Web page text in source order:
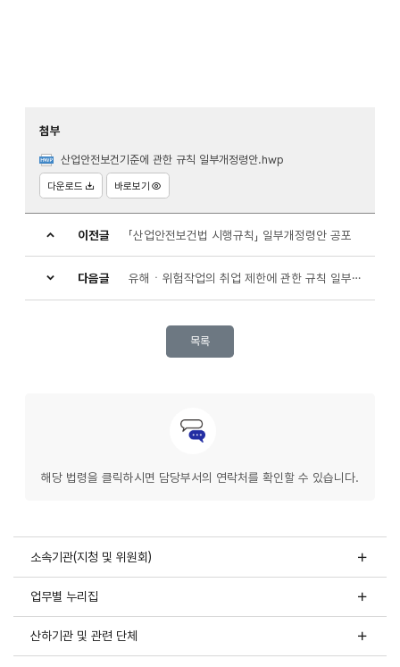
첨부
산업안전보건기준에 관한 규칙 일부개정령안.hwp
다운로드 바로보기
이전글 「산업안전보건법 시행규칙」 일부개정령안 공포
다음글 유해ㆍ위험작업의 취업 제한에 관한 규칙 일부개정령안 공포
목록
해당 법령을 클릭하시면 담당부서의 연락처를 확인할 수 있습니다.
소속기관(지청 및 위원회)
업무별 누리집
산하기관 및 관련 단체